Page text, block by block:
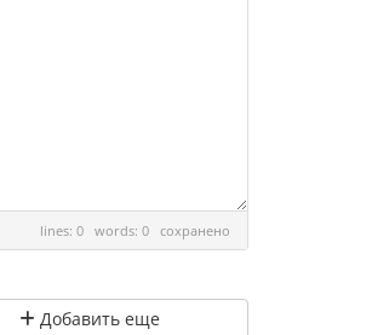
lines: 0 words: 0 сохранено
Добавить еще